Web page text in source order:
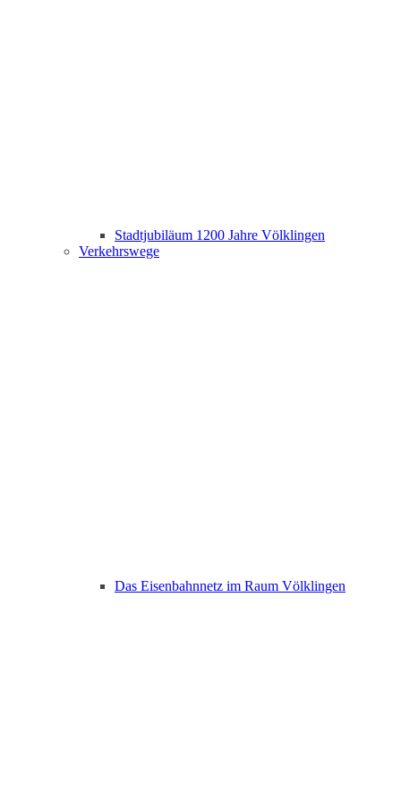
Stadtjubiläum 1200 Jahre Völklingen
Verkehrswege
Das Eisenbahnnetz im Raum Völklingen